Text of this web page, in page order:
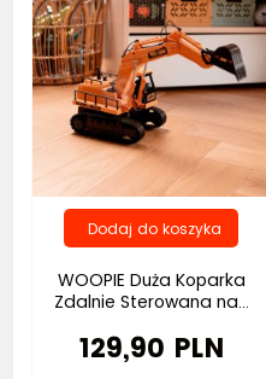
WOOPIE Duża Koparka
Zdalnie Sterowana na...
129,90 PLN